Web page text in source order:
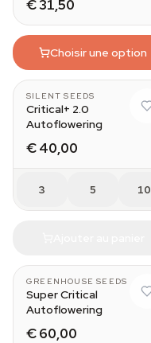
€ 31,50
Choisir une option
SILENT SEEDS
Critical+ 2.0
Autoflowering
€ 40,00
3 5 10
GREENHOUSE SEEDS
Super Critical
Autoflowering
€ 60,00